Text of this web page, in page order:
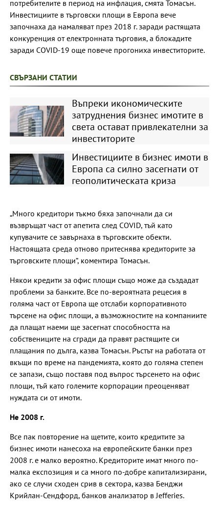
потребителите в период на инфлация, смята Томасън.
Инвестициите в търговски площи в Европа вече
започнаха да намаляват през 2018 г. заради растящата
конкуренция от електронната търговия, а блокадите
заради COVID-19 още повече прогониха инвеститорите.
СВЪРЗАНИ СТАТИИ
Въпреки икономическите
затруднения бизнес имотите в
света остават привлекателни за
инвеститорите
Инвестициите в бизнес имоти в
Европа са силно засегнати от
геополитическата криза
„Много кредитори тъкмо бяха започнали да си
възвръщат част от апетита след COVID, тъй като
купувачите се завърнаха в търговските обекти.
Настоящата среда отново притеснява кредиторите за
търговските площи“, коментира Томасън.
Някои кредити за офис площи също може да създадат
проблеми за банките. Все по-вероятната рецесия в
голяма част от Европа ще отслаби корпоративното
търсене на офис площи, а възможностите на компаниите
да плащат наеми ще засегнат способността на
собствениците на сгради да правят растящите си
плащания по дълга, казва Томасън. Ръстът на работата от
вкъщи по време на пандемията, която до голяма степен
се запази, също поставя под въпрос търсенето на офис
площи, тъй като големите корпорации преоценяват
нуждата си от имоти.
Не 2008 г.
Все пак повторение на щетите, които кредитите за
бизнес имоти нанесоха на европейските банки през
2008 г. е малко вероятно. Кредиторите имат много по-
малка експозиция и са много по-добре капитализирани,
ако се случи сходен срив в сектора, казва Бенджи
Крийлан-Сендфорд, банков анализатор в Jefferies.